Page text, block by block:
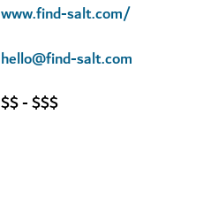
www.find-salt.com/
hello@find-salt.com
$$ - $$$